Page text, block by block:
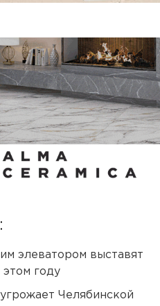
элеватором выставят
году
Челябинской